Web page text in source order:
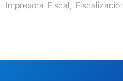
Impresora Fiscal ,